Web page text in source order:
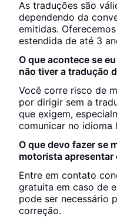
As traduções são
dependendo da
emitidas.
estendida de até 3
O que acontece se
não tiver a tradução
Você corre risco de
por dirigir sem a
que exigem,
comunicar no idioma
O que devo fazer se
motorista apresentar
Entre em contato
gratuita em caso de
pode ser necessário
correção.